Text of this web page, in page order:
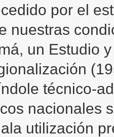
por el
nuestras
un Estudio
técnico-
nacionales
utilización